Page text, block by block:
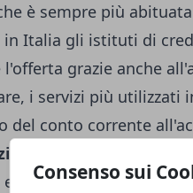
Consenso sui
è sempre più
in Italia gli istituti di
grazie anche
i servizi più utilizzati
del conto corrente
di geolocalizzazione
stipendi, e per il